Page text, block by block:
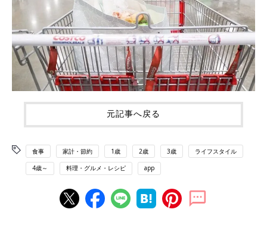
元記事へ戻る
食事 家計・節約 1歳 2歳 3歳 ライフスタイル
4歳～ 料理・グルメ・レシピ app